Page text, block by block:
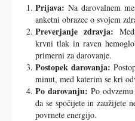
Prijava: Na darovalnem
anketni obrazec o svojem
Preverjanje zdravja:
krvni tlak in raven
primerni za darovanje.
Postopek darovanja:
minut, med katerim se kri
Po darovanju: Po
da se spočijete in zaužijete
povrnete energijo.